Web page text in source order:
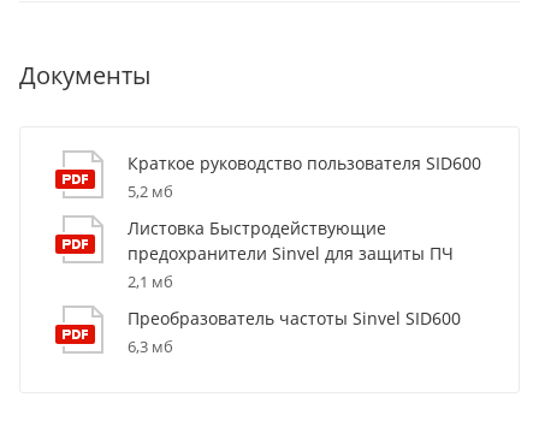
Документы
Краткое руководство пользователя SID600
5,2 мб
Листовка Быстродействующие
предохранители Sinvel для защиты ПЧ
2,1 мб
Преобразователь частоты Sinvel SID600
6,3 мб